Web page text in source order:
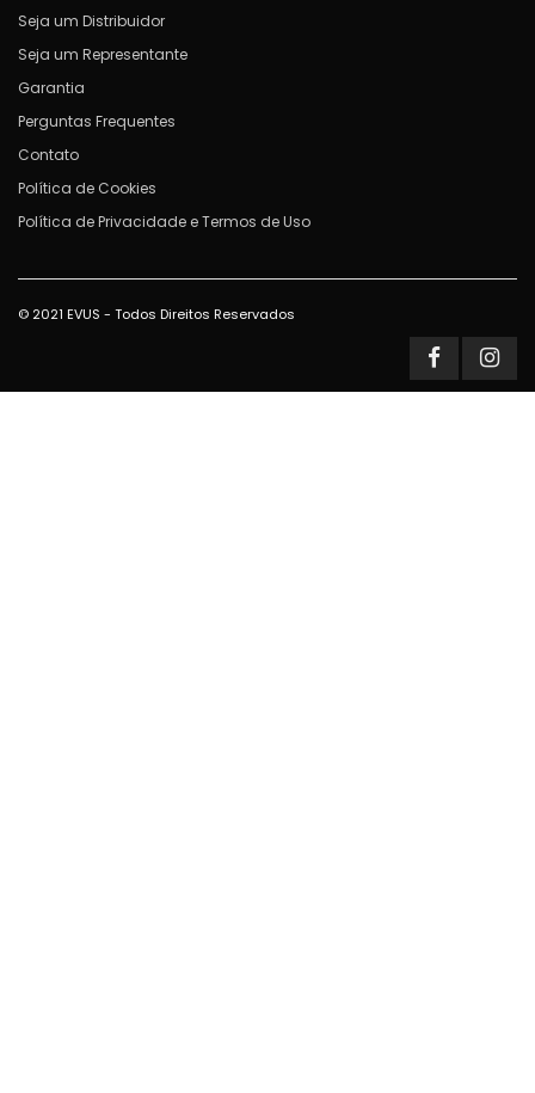
Seja um Distribuidor
Seja um Representante
Garantia
Perguntas Frequentes
Contato
Política de Cookies
Política de Privacidade e Termos de Uso
© 2021 EVUS - Todos Direitos Reservados